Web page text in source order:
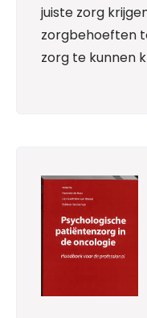
juiste zorg
zorgbehoeften
zorg te kunnen